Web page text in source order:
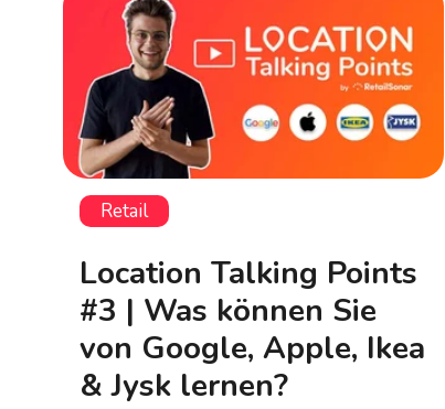
Retail
Location Talking Points
#3 | Was können Sie
von Google, Apple, Ikea
& Jysk lernen?